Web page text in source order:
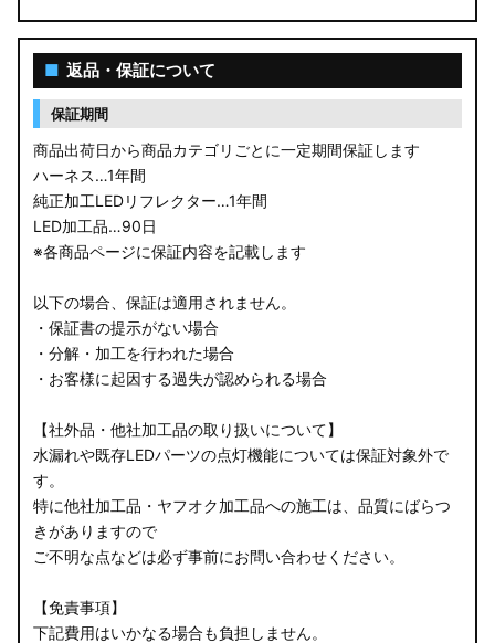
■ 返品・保証について
保証期間
商品出荷日から商品カテゴリごとに一定期間保証します
ハーネス…1年間
純正加工LEDリフレクター…1年間
LED加工品…90日
※各商品ページに保証内容を記載します
以下の場合、保証は適用されません。
・保証書の提示がない場合
・分解・加工を行われた場合
・お客様に起因する過失が認められる場合
【社外品・他社加工品の取り扱いについて】
水漏れや既存LEDパーツの点灯機能については保証対象外で
す。
特に他社加工品・ヤフオク加工品への施工は、品質にばらつ
きがありますので
ご不明な点などは必ず事前にお問い合わせください。
【免責事項】
下記費用はいかなる場合も負担しません。